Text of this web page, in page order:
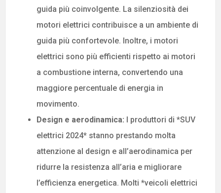
guida più coinvolgente. La silenziosità dei
motori elettrici contribuisce a un ambiente di
guida più confortevole. Inoltre, i motori
elettrici sono più efficienti rispetto ai motori
a combustione interna, convertendo una
maggiore percentuale di energia in
movimento.
Design e aerodinamica: I produttori di *SUV
elettrici 2024* stanno prestando molta
attenzione al design e all’aerodinamica per
ridurre la resistenza all’aria e migliorare
l’efficienza energetica. Molti *veicoli elettrici